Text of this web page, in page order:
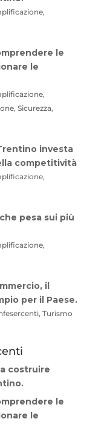
le
le
Sicurezza,
investa
competitività
pesa sui più
il
per il Paese.
Turismo
costruire
le
le